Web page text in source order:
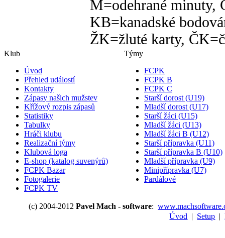
M=odehrané minuty,
KB=kanadské
ŽK=žluté karty,
Klub
Úvod
Přehled událostí
Kontakty
Zápasy našich mužstev
Křížový rozpis zápasů
Statistiky
Tabulky
Hráči klubu
Realizační týmy
Klubová loga
E-shop (katalog suvenýrů)
FCPK Bazar
Fotogalerie
FCPK TV
Týmy
FCPK
FCPK B
FCPK C
Starší dorost (U19)
Mladší dorost (U17)
Starší žáci (U15)
Mladší žáci (U13)
Mladší žáci B (U12)
Starší přípravka (U11)
Starší přípravka B (U10)
Mladší přípravka (U9)
Minipřípravka (U7)
Pardálové
(c) 2004-2012Pavel Mach - software:
Úvod | Setup |